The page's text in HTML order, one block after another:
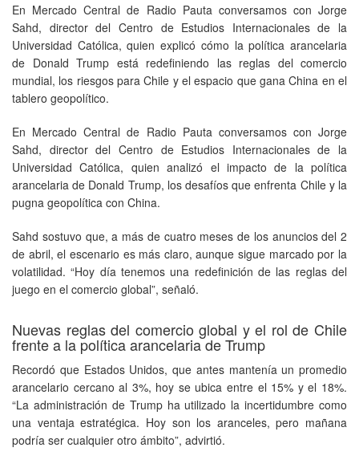
En Mercado Central de Radio Pauta conversamos con Jorge
Sahd, director del Centro de Estudios Internacionales de la
Universidad Católica, quien explicó cómo la política arancelaria
de Donald Trump está redefiniendo las reglas del comercio
mundial, los riesgos para Chile y el espacio que gana China en el
tablero geopolítico.
En Mercado Central de Radio Pauta conversamos con Jorge
Sahd, director del Centro de Estudios Internacionales de la
Universidad Católica, quien analizó el impacto de la política
arancelaria de Donald Trump, los desafíos que enfrenta Chile y la
pugna geopolítica con China.
Sahd sostuvo que, a más de cuatro meses de los anuncios del 2
de abril, el escenario es más claro, aunque sigue marcado por la
volatilidad. “Hoy día tenemos una redefinición de las reglas del
juego en el comercio global”, señaló.
Nuevas reglas del comercio global y el rol de Chile
frente a la política arancelaria de Trump
Recordó que Estados Unidos, que antes mantenía un promedio
arancelario cercano al 3%, hoy se ubica entre el 15% y el 18%.
“La administración de Trump ha utilizado la incertidumbre como
una ventaja estratégica. Hoy son los aranceles, pero mañana
podría ser cualquier otro ámbito”, advirtió.